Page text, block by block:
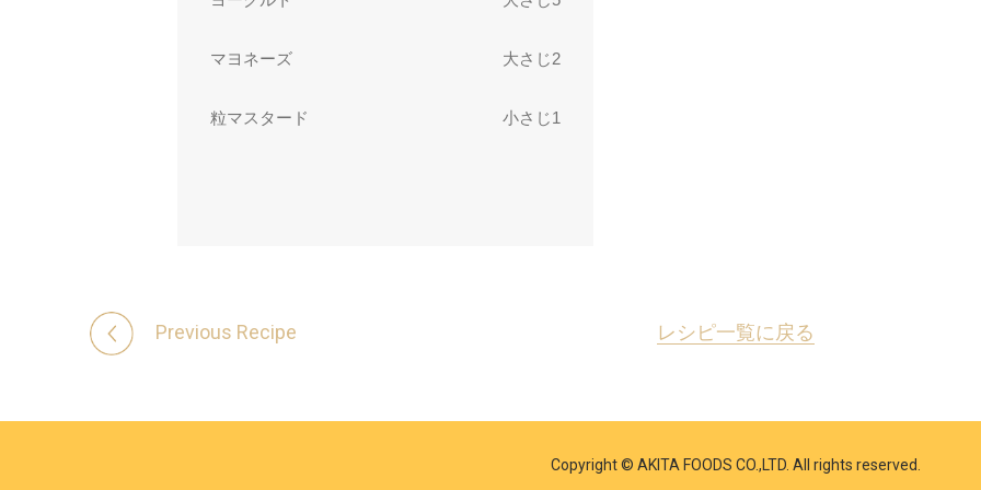
マヨネーズ 大さじ2
粒マスタード 小さじ1
Previous Recipe レシピ一覧に戻る
Copyright © AKITA FOODS CO.,LTD. All rights reserved.